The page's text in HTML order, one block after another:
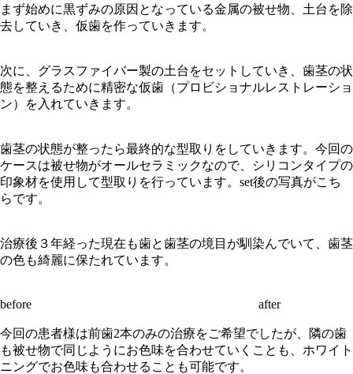
まず始めに黒ずみの原因となっている金属の被せ物、土台を除
去していき、仮歯を作っていきます。
次に、グラスファイバー製の土台をセットしていき、歯茎の状
態を整えるために精密な仮歯（プロビショナルレストレーショ
ン）を入れていきます。
歯茎の状態が整ったら最終的な型取りをしていきます。今回の
ケースは被せ物がオールセラミックなので、シリコンタイプの
印象材を使用して型取りを行っています。set後の写真がこち
らです。
治療後３年経った現在も歯と歯茎の境目が馴染んでいて、歯茎
の色も綺麗に保たれています。
before after
今回の患者様は前歯2本のみの治療をご希望でしたが、隣の歯
も被せ物で同じようにお色味を合わせていくことも、ホワイト
ニングでお色味も合わせることも可能です。